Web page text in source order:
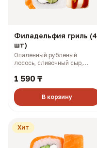
Филадельфия гриль (4
шт)
Опаленный рубленый
лосось, сливочный сыр,
картофель пай, соусы боул и
1 590 ₸
В корзину
Хит